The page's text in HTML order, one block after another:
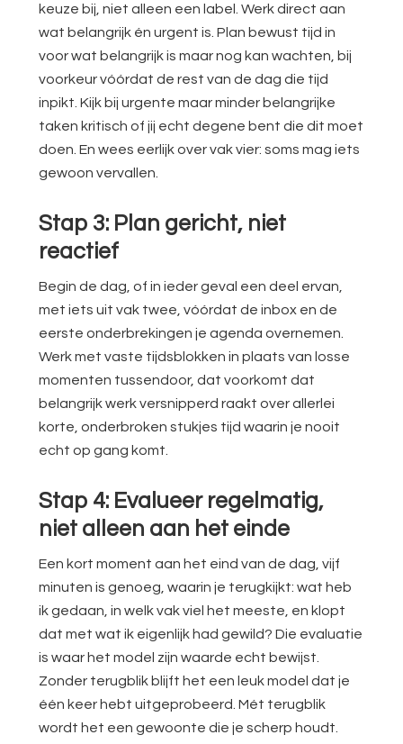
keuze bij, niet alleen een label. Werk direct aan
wat belangrijk én urgent is. Plan bewust tijd in
voor wat belangrijk is maar nog kan wachten, bij
voorkeur vóórdat de rest van de dag die tijd
inpikt. Kijk bij urgente maar minder belangrijke
taken kritisch of jij echt degene bent die dit moet
doen. En wees eerlijk over vak vier: soms mag iets
gewoon vervallen.
Stap 3: Plan gericht, niet
reactief
Begin de dag, of in ieder geval een deel ervan,
met iets uit vak twee, vóórdat de inbox en de
eerste onderbrekingen je agenda overnemen.
Werk met vaste tijdsblokken in plaats van losse
momenten tussendoor, dat voorkomt dat
belangrijk werk versnipperd raakt over allerlei
korte, onderbroken stukjes tijd waarin je nooit
echt op gang komt.
Stap 4: Evalueer regelmatig,
niet alleen aan het einde
Een kort moment aan het eind van de dag, vijf
minuten is genoeg, waarin je terugkijkt: wat heb
ik gedaan, in welk vak viel het meeste, en klopt
dat met wat ik eigenlijk had gewild? Die evaluatie
is waar het model zijn waarde echt bewijst.
Zonder terugblik blijft het een leuk model dat je
één keer hebt uitgeprobeerd. Mét terugblik
wordt het een gewoonte die je scherp houdt.